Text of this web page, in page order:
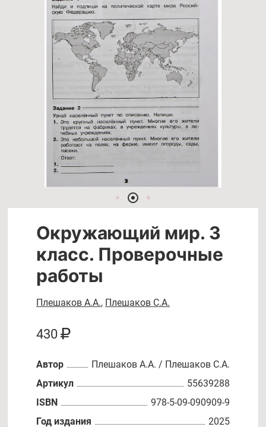
Окружающий мир. 3
класс. Проверочные
работы
Плешаков А.А., Плешаков С.А.
430
Автор
Плешаков А.А. / Плешаков С.А.
Артикул
55639288
ISBN
978-5-09-090909-9
Год издания
2025